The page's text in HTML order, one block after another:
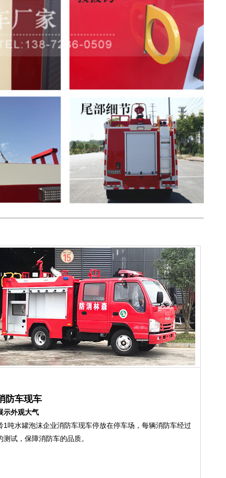
防车现车
示外观大气
1吨水罐泡沫企业消防车现车停放在停车场，每辆消防车经过
测试，保障消防车的品质。